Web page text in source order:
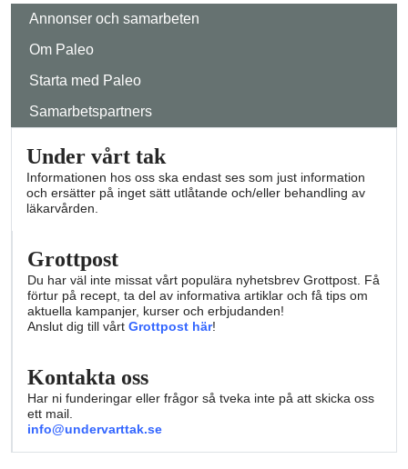
Annonser och samarbeten
Om Paleo
Starta med Paleo
Samarbetspartners
Under vårt tak
Informationen hos oss ska endast ses som just information
och ersätter på inget sätt utlåtande och/eller behandling av
läkarvården.
Grottpost
Du har väl inte missat vårt populära nyhetsbrev Grottpost. Få
förtur på recept, ta del av informativa artiklar och få tips om
aktuella kampanjer, kurser och erbjudanden!
Anslut dig till vårt Grottpost här!
Kontakta oss
Har ni funderingar eller frågor så tveka inte på att skicka oss
ett mail.
info@undervarttak.se